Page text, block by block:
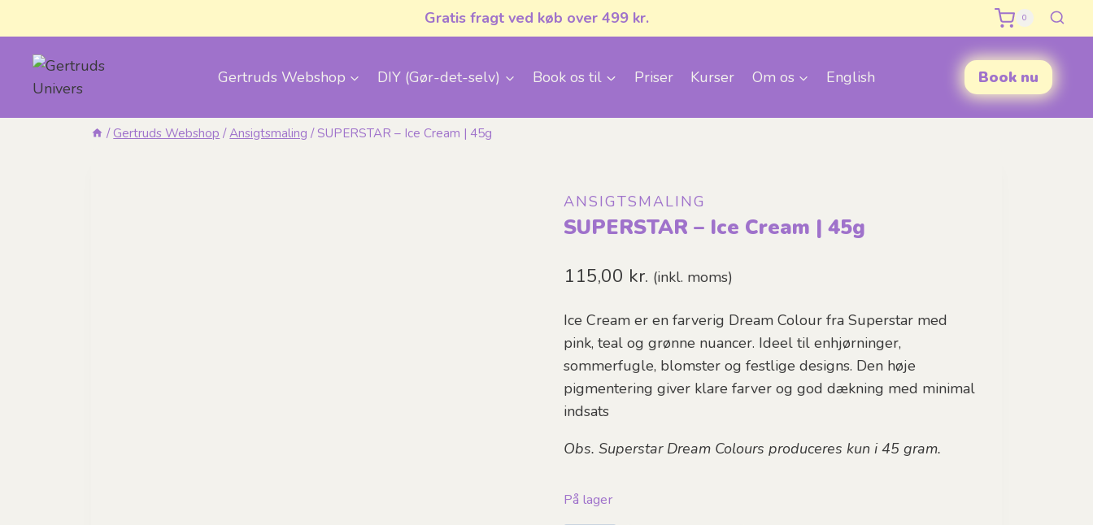
til
indhold
Gratis fragt ved køb over 499 kr. 0
Gertruds Webshop DIY (Gør-det-selv) Book os til Priser Kurser Om os English Book nu
/ Gertruds Webshop / Ansigtsmaling / SUPERSTAR – Ice Cream | 45g
ANSIGTSMALING
SUPERSTAR – Ice Cream | 45g
115,00 kr. (inkl. moms)
Ice Cream er en farverig Dream Colour fra Superstar med
pink, teal og grønne nuancer. Ideel til enhjørninger,
sommerfugle, blomster og festlige designs. Den høje
pigmentering giver klare farver og god dækning med minimal
indsats
Obs. Superstar Dream Colours produceres kun i 45 gram.
På lager